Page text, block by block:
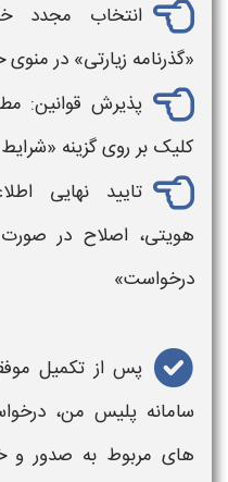
انتخاب مجدد
«گذرنامه زیارتی» در منوی
پذیرش قوانین:
کلیک بر روی گزینه
تایید نهایی
هویتی، اصلاح در
درخواست»
پس از تکمیل
سامانهپلیس من،
های مربوط به صدور